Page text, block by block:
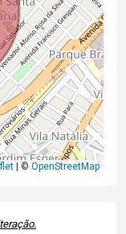
© OpenStreetMap